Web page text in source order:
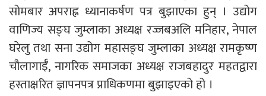
सोमबार अपराह्न ध्यानाकर्षण पत्र बुझाएका हुन् । उद्योग
वाणिज्य सङ्घ जुम्लाका अध्यक्ष रज्जबअलि मनिहार, नेपाल
घरेलु तथा सना उद्योग महासङ्घ जुम्लाका अध्यक्ष रामकृष्ण
चौलागाईँ, नागरिक समाजका अध्यक्ष राजबहादुर महतद्वारा
हस्ताक्षरित ज्ञापनपत्र प्राधिकणमा बुझाइएको हो ।